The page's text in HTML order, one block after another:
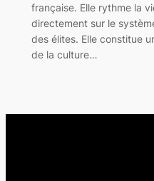
française. Elle rythme la
directement sur le
des élites. Elle constitue
de la culture…